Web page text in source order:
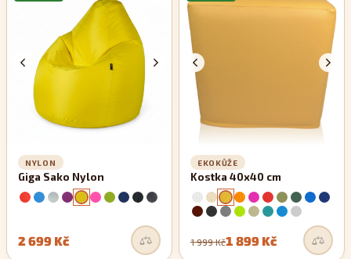
NYLON
Giga Sako Nylon
2 699 Kč
EKOKŮŽE
Kostka 40x40 cm
1 999 Kč1 899 Kč